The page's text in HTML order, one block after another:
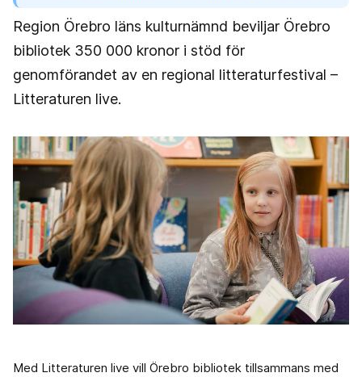
Region Örebro läns kulturnämnd beviljar Örebro
bibliotek 350 000 kronor i stöd för
genomförandet av en regional litteraturfestival –
Litteraturen live.
Med Litteraturen live vill Örebro bibliotek tillsammans med